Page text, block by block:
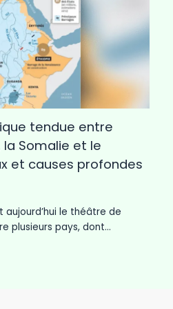
tendue entre
la Somalie et le
et causes profondes
aujourd’hui le théâtre de
plusieurs pays, dont…